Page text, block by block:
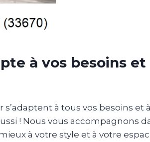
à vos besoins et
à tous vos besoins et à
! Nous vous accompagnons
à votre style et à votre